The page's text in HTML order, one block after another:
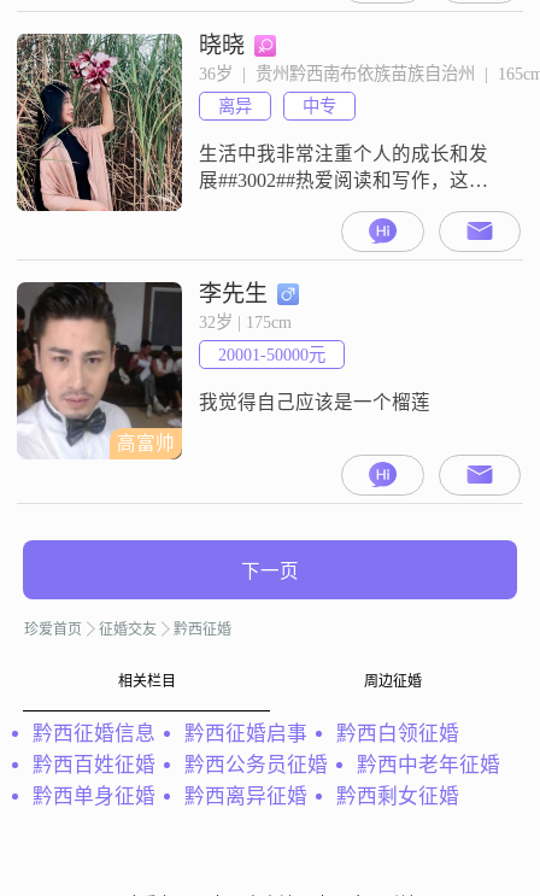
中勤奋努力，月收入稳定在3001至
5000元之间##3002##我对自己的职
业生涯有着明确的规划，追求事业
上的成就，同时也向往稳定而安逸
的生活##3002##生活中的我热爱时
尚穿搭，喜
晓晓
36岁  |  贵州黔西南布依族苗族自治州  |
离异
中专
生活中我非常注重个人的成长和发
展##3002##热爱阅读和写作，这让
我保持了平和的心态和丰富的精神
世界##3002##此外，喜欢传统文化
艺术和植物养护，这些爱好让我的
生活充满了生机和色彩##3002##性
格理性冷静，追求知性优雅的生活
方式##3002##注重健康管理
高富帅
李先生
32岁 | 175cm
20001-50000元
我觉得自己应该是一个榴莲
下一页
珍爱首页 征婚交友 黔西征婚
相关栏目 周边征婚
黔西征婚信息 黔西征婚启事
黔西白领征婚
黔西百姓征婚
黔西公务员征婚
黔西中老年征婚
黔西单身征婚
黔西离异征婚 黔西剩女征婚